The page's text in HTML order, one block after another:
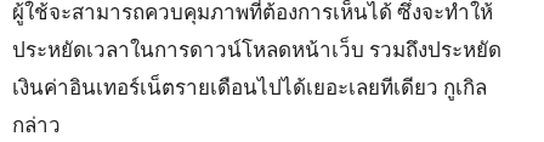
ผู้ใช้จะสามารถควบคุมภาพที่ต้องการเห็นได้ ซึ่งจะทำให้
ประหยัดเวลาในการดาวน์โหลดหน้าเว็บ รวมถึงประหยัด
เงินค่าอินเทอร์เน็ตรายเดือนไปได้เยอะเลยทีเดียว กูเกิล
กล่าว